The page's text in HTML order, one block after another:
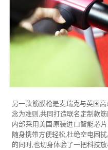
另一款筋膜枪是麦瑞克与英国
念为准则,共同打造联名定制款
内部采用美国原装进口智能芯
随身携带方便轻松,杜绝空电困
的同时,也切身体验了一把科技放